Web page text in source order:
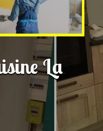
La